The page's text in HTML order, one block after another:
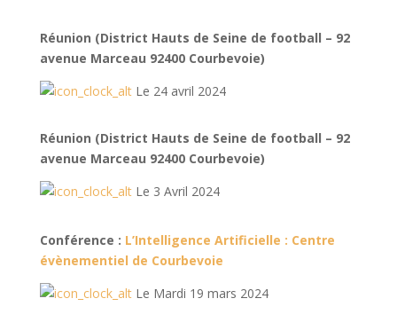
Réunion (District Hauts de Seine de football – 92
avenue Marceau 92400 Courbevoie)
Le 24 avril 2024
Réunion (District Hauts de Seine de football – 92
avenue Marceau 92400 Courbevoie)
Le 3 Avril 2024
Conférence : L’Intelligence Artificielle : Centre
évènementiel de Courbevoie
Le Mardi 19 mars 2024